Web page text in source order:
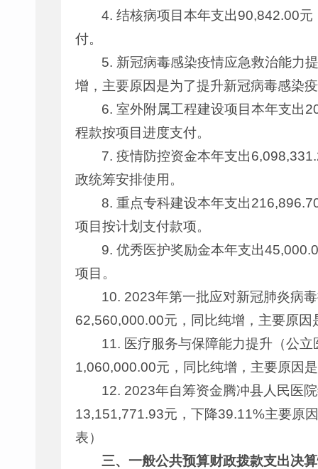
4. 结核病项目本年支出90,842.00
付。
5. 新冠病毒感染疫情应急救治能力
增，主要原因是为了提升新冠病毒感染
6. 室外附属工程建设项目本年支出
程款按项目进度支付。
7. 疫情防控资金本年支出
政统筹安排使用。
8. 重点专科建设本年支出
项目按计划支付款项。
9. 优秀医护奖励金本年支出
项目。
10. 2023年第一批应对新冠肺炎病
62,560,000.00元，同比纯增，主要原
11. 医疗服务与保障能力提升（公
1,060,000.00元，同比纯增，主要原因
12. 2023年自筹资金腾冲县人民医
13,151,771.93元，下降39.11%主要原
表）
三、一般公共预算财政拨款支出决